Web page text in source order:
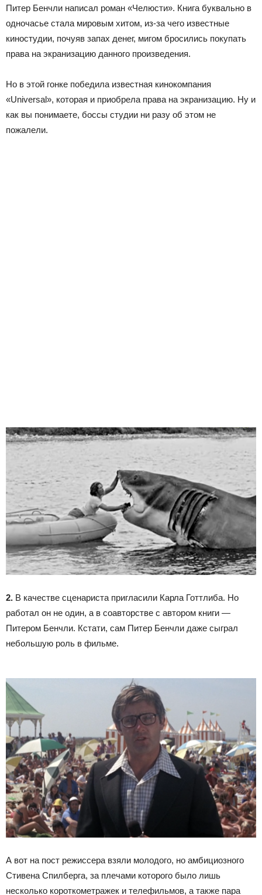
Питер Бенчли написал роман «Челюсти». Книга буквально в
одночасье стала мировым хитом, из-за чего известные
киностудии, почуяв запах денег, мигом бросились покупать
права на экранизацию данного произведения.
Но в этой гонке победила известная кинокомпания
«Universal», которая и приобрела права на экранизацию. Ну и
как вы понимаете, боссы студии ни разу об этом не
пожалели.
2. В качестве сценариста пригласили Карла Готтлиба. Но
работал он не один, а в соавторстве с автором книги —
Питером Бенчли. Кстати, сам Питер Бенчли даже сыграл
небольшую роль в фильме.
А вот на пост режиссера взяли молодого, но амбициозного
Стивена Спилберга, за плечами которого было лишь
несколько короткометражек и телефильмов, а также пара